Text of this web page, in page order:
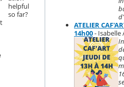
helpful
so far?
ATELIER
14h00- Isabelle